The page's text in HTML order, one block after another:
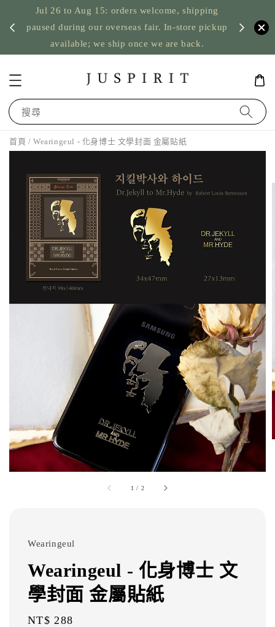
Jul 26 to Aug 15: orders welcome, shipping
paused during our overseas fair. In-store pickup
available; we ship once we are back.
US
搜尋
首頁 / Wearingeul - 化身博士 文學封面 金屬貼紙
1 / 2
Wearingeul
Wearingeul - 化身博士 文
學封面 金屬貼紙
Regular
NT$ 288